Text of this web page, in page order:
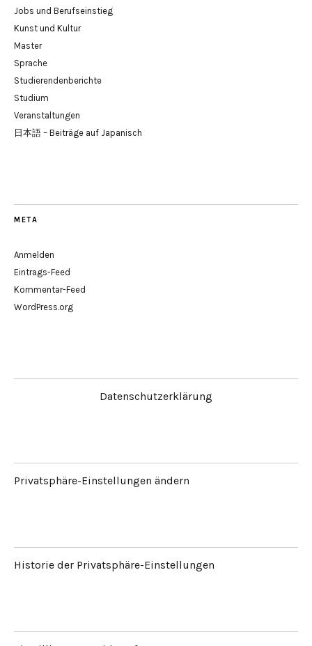
Jobs und Berufseinstieg
Kunst und Kultur
Master
Sprache
Studierendenberichte
Studium
Veranstaltungen
日本語 – Beiträge auf Japanisch
META
Anmelden
Eintrags-Feed
Kommentar-Feed
WordPress.org
Datenschutzerklärung
Privatsphäre-Einstellungen ändern
Historie der Privatsphäre-Einstellungen